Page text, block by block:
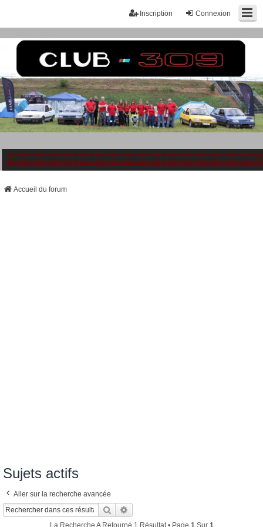
Connexion
Inscription
Accueil du forum
Sujets actifs
Aller sur la recherche avancée
Rechercher
La Recherche A Retourné 1 Résultat • Page 1 Sur 1